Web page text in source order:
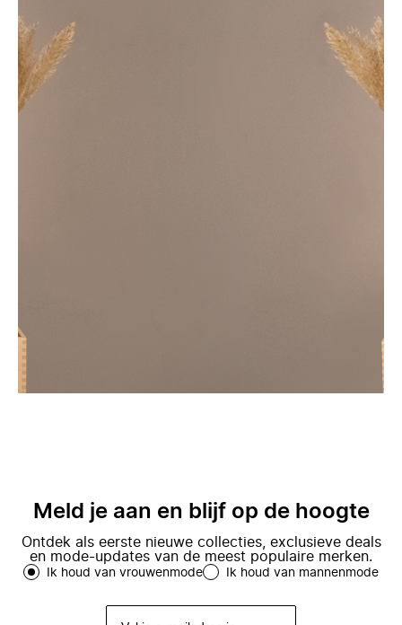
Meld je aan en blijf op de hoogte
Ontdek als eerste nieuwe collecties, exclusieve deals
en mode-updates van de meest populaire merken.
Ik houd van vrouwenmode Ik houd van mannenmode